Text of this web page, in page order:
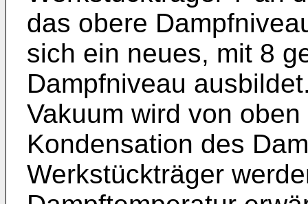
das obere
sich ein neues, mit 8
Dampfniveau
Vakuum wird von
Kondensation des
Werkstückträger